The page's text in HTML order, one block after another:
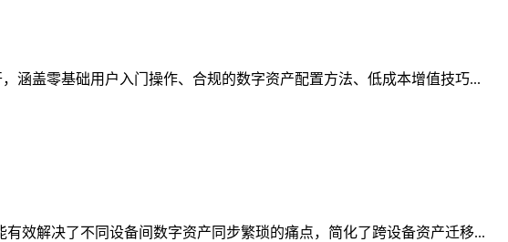
涵盖零基础用户入门操作、合规的数字资产配置方法、低成本增值技巧...
效解决了不同设备间数字资产同步繁琐的痛点，简化了跨设备资产迁移...